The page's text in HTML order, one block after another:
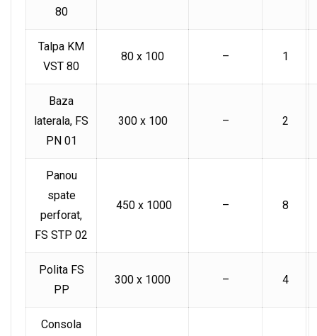
80
Talpa KM
VST 80
80 x 100 – 1
Baza
laterala, FS
PN 01
300 x 100 – 2
Panou
spate
perforat,
FS STP 02
450 x 1000 – 8
Polita FS
PP
300 x 1000 – 4
Consola